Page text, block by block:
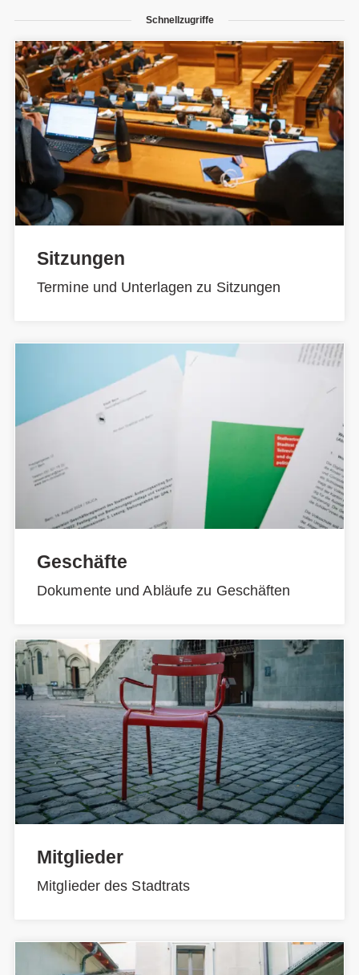
Schnellzugriffe
Sitzungen
Termine und Unterlagen zu Sitzungen
Geschäfte
Dokumente und Abläufe zu Geschäften
Mitglieder
Mitglieder des Stadtrats